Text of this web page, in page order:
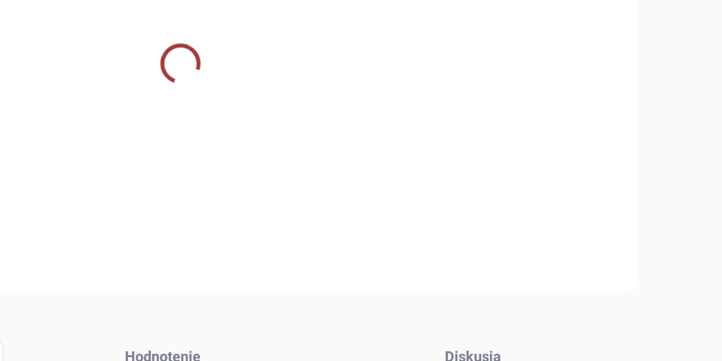
DETAILNÉ INFORMÁCIE
Hodnotenie Diskusia